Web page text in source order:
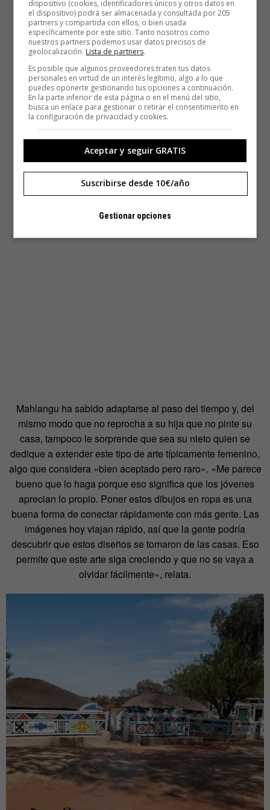
Mahlangu ha sabido adaptarse al paso del tiempo y, del
mismo modo que no reprocha a su hija que no pinte su
casa, tampoco le sorprende que sea su nieto quien se
dedique a extender este tipo de arte típicamente femenino,
algo que considera «bien aceptado pero raro». «Me parece
bueno que lo haga porque eso significa que los jóvenes
aprecian lo propio. Poner estos dibujos en ropa es una
buena forma de conectar rápidamente con más gente. Las
imágenes hoy viajan rápido, así que la gente podría
descubrir que estos diseños se tomaron de las casas. Eso
permite que este arte siga creciendo y que no se vaya a
olvidar fácilmente», relata.
dispositivo (cookies, identificadores únicos y otros datos en
el dispositivo) podrá ser almacenada y consultada por 205
partners y compartida con ellos, o bien usada
específicamente por este sitio. Tanto nosotros como
nuestros partners podemos usar datos precisos de
geolocalización. Lista de partners.
Es posible que algunos proveedores traten tus datos
personales en virtud de un interés legítimo, algo a lo que
puedes oponerte gestionando tus opciones a continuación.
En la parte inferior de esta página o en el menú del sitio,
busca un enlace para gestionar o retirar el consentimiento en
la configuración de privacidad y cookies.
Aceptar y seguir GRATIS
Suscribirse desde 10€/año
Gestionar opciones